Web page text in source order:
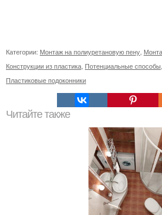
Категории: Монтаж на полиуретановую пену
Конструкции из пластика Потенциальные способы
Пластиковые подоконники
Читайте также